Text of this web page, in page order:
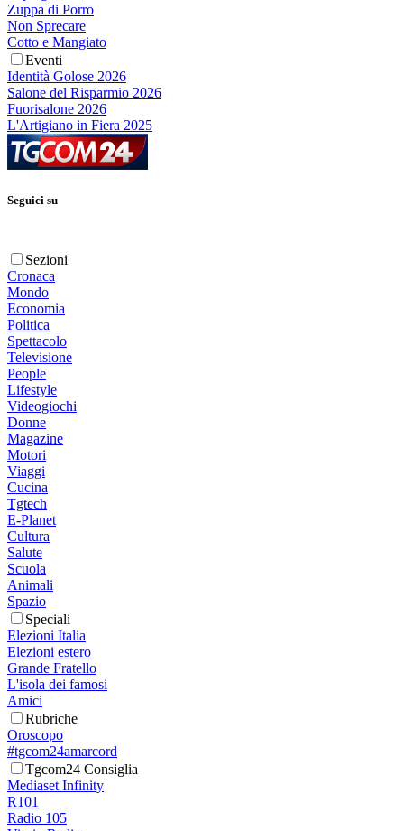
Zuppa di Porro
Non Sprecare
Cotto e Mangiato
Eventi
Identità Golose 2026
Salone del Risparmio 2026
Fuorisalone 2026
L'Artigiano in Fiera 2025
Seguici su
Sezioni
Cronaca
Mondo
Economia
Politica
Spettacolo
Televisione
People
Lifestyle
Videogiochi
Donne
Magazine
Motori
Viaggi
Cucina
Tgtech
E-Planet
Cultura
Salute
Scuola
Animali
Spazio
Speciali
Elezioni Italia
Elezioni estero
Grande Fratello
L'isola dei famosi
Amici
Rubriche
Oroscopo
#tgcom24amarcord
Tgcom24 Consiglia
Mediaset Infinity
R101
Radio 105